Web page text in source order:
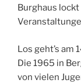
Burghaus
Los geht’s am
Die 1965 in
von vielen